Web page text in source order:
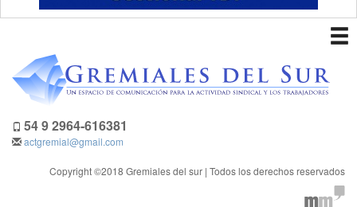
54 9 2964-616381
actgremial@gmail.com
Copyright ©2018 Gremiales del sur | Todos los derechos reservados